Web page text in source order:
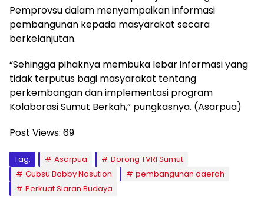
Pemprovsu dalam menyampaikan informasi
pembangunan kepada masyarakat secara
berkelanjutan.
“Sehingga pihaknya membuka lebar informasi yang
tidak terputus bagi masyarakat tentang
perkembangan dan implementasi program
Kolaborasi Sumut Berkah,” pungkasnya. (Asarpua)
Post Views: 69
Tag: Asarpua
Dorong TVRI Sumut
Gubsu Bobby Nasution
pembangunan daerah
Perkuat Siaran Budaya